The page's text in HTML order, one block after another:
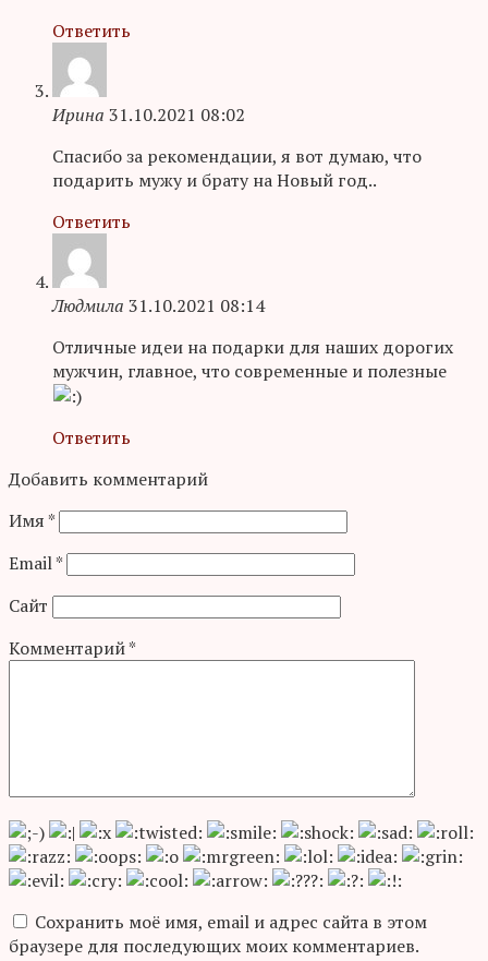
Ответить
Ирина 31.10.2021 08:02
Спасибо за рекомендации, я вот думаю, что
подарить мужу и брату на Новый год..
Ответить
Людмила 31.10.2021 08:14
Отличные идеи на подарки для наших дорогих
мужчин, главное, что современные и полезные
Ответить
Добавить комментарий
Имя *
Email*
Сайт
Комментарий*
Сохранить моё имя, email и адрес сайта в этом
браузере для последующих моих комментариев.